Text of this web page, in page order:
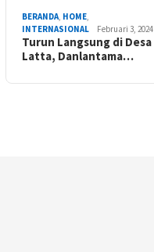
BERANDA, HOME,
INTERNASIONAL
Februari 3, 2024
Turun Langsung di Desa
Latta, Danlantama…